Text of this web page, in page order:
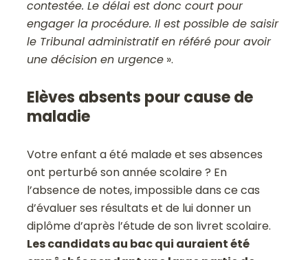
contestée. Le délai est donc court pour
engager la procédure. Il est possible de saisir
le Tribunal administratif en référé pour avoir
une décision en urgence ».
Elèves absents pour cause de
maladie
Votre enfant a été malade et ses absences
ont perturbé son année scolaire ? En
l’absence de notes, impossible dans ce cas
d’évaluer ses résultats et de lui donner un
diplôme d’après l’étude de son livret scolaire.
Les candidats au bac qui auraient été